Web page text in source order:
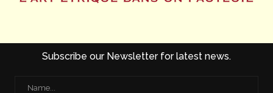
Subscribe our Newsletter for latest news.